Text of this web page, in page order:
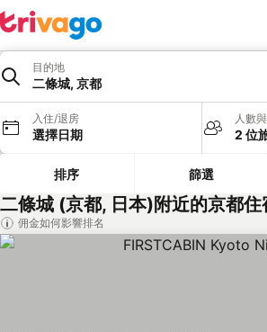
目的地
二條城, 京都
入住/退房
選擇日期
人數
2 位
排序 篩選
二條城 (京都, 日本)附近的京都住
佣金如何影響排名